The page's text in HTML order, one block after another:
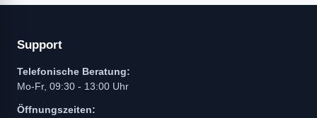
Support
Telefonische Beratung:
Mo-Fr, 09:30 - 13:00 Uhr
Öffnungszeiten: